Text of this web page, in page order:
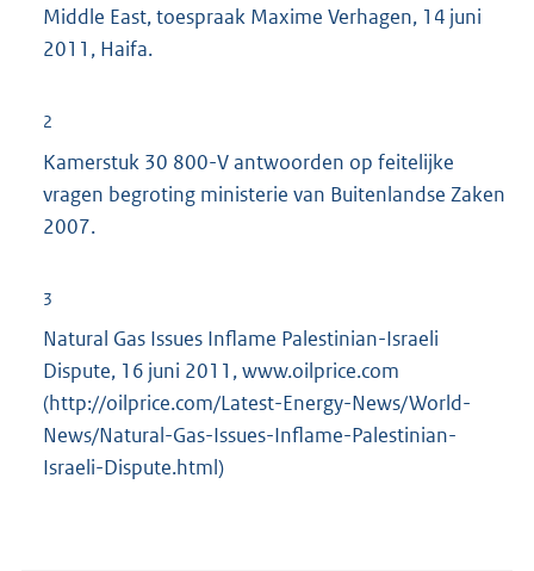
Middle East, toespraak Maxime Verhagen, 14 juni
2011, Haifa.
2
Kamerstuk 30 800-V antwoorden op feitelijke
vragen begroting ministerie van Buitenlandse Zaken
2007.
3
Natural Gas Issues Inflame Palestinian-Israeli
Dispute, 16 juni 2011, www.oilprice.com
(http://oilprice.com/Latest-Energy-News/World-
News/Natural-Gas-Issues-Inflame-Palestinian-
Israeli-Dispute.html)